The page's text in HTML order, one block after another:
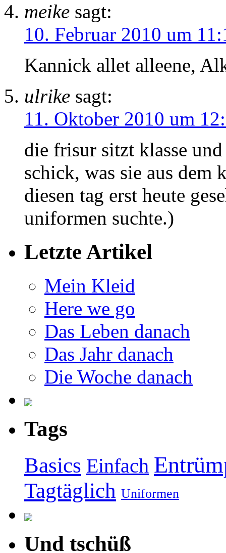
meike sagt:
10. Februar 2010 um
Kannick allet alleene,
ulrike sagt:
11. Oktober 2010 um
die frisur sitzt klasse
schick, was sie aus dem
diesen tag erst heute
uniformen suchte.)
Letzte Artikel
Mein Kleid
Here we go
Das Leben danach
Das Jahr danach
Die Woche danach
Tags
Basics Einfach
Tagtäglich Uniformen
Und tschüß